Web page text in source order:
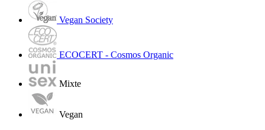
Vegan Society
ECOCERT - Cosmos Organic
Mixte
Vegan